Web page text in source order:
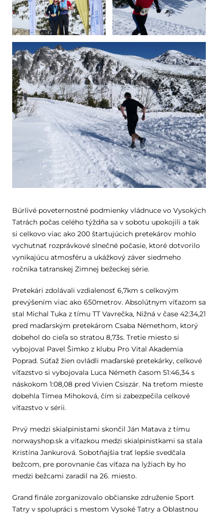
Búrlivé poveternostné podmienky vládnuce vo Vysokých
Tatrách počas celého týždňa sa v sobotu upokojili a tak
si celkovo viac ako 200 štartujúcich pretekárov mohlo
vychutnať rozprávkové slnečné počasie, ktoré dotvorilo
vynikajúcu atmosféru a ukážkový záver siedmeho
ročníka tatranskej Zimnej bežeckej série.
Pretekári zdolávali vzdialenosť 6,7km s celkovým
prevýšením viac ako 650metrov. Absolútnym víťazom sa
stal Michal Tuka z tímu TT Vavrečka, Nižná v čase 42:34,21
pred maďarským pretekárom Csaba Némethom, ktorý
dobehol do cieľa so stratou 8,73s. Tretie miesto si
vybojoval Pavel Šimko z klubu Pro Vital Akademia
Poprad. Súťaž žien ovládli maďarské pretekárky, celkové
víťazstvo si vybojovala Luca Németh časom 51:46,34 s
náskokom 1:08,08 pred Vivien Csiszár. Na treťom mieste
dobehla Tímea Mihoková, čím si zabezpečila celkové
víťazstvo v sérii.
Prvý medzi skialpinistami skončil Ján Matava z tímu
norwayshop.sk a víťazkou medzi skialpinistkami sa stala
Kristína Jankurová. Sobotňajšia trať lepšie svedčala
bežcom, pre porovnanie čas víťaza na lyžiach by ho
medzi bežcami zaradil na 26. miesto.
Grand finále zorganizovalo občianske združenie Sport
Tatry v spolupráci s mestom Vysoké Tatry a Oblastnou